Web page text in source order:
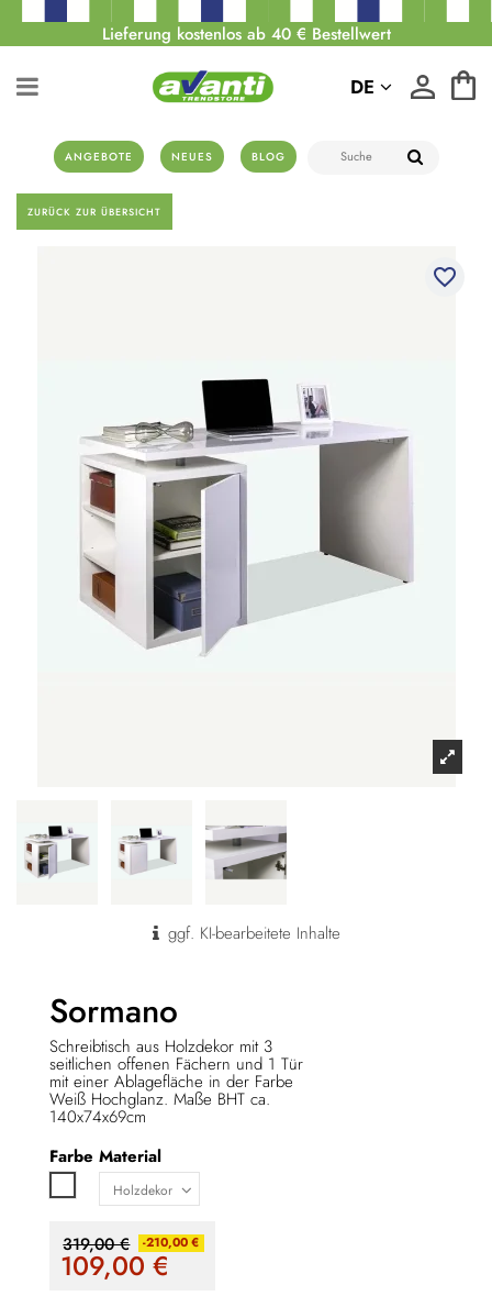
Lieferung kostenlos ab 40 € Bestellwert
ANGEBOTE NEUES BLOG
DE
ZURÜCK ZUR ÜBERSICHT
favorite_border
ggf. KI-bearbeitete Inhalte
Sormano
Schreibtisch aus Holzdekor mit 3
seitlichen offenen Fächern und 1 Tür
mit einer Ablagefläche in der Farbe
Weiß Hochglanz. Maße BHT ca.
140x74x69cm
Farbe
Weiß Hochglanz
Material
319,00 € -210,00 €
109,00€